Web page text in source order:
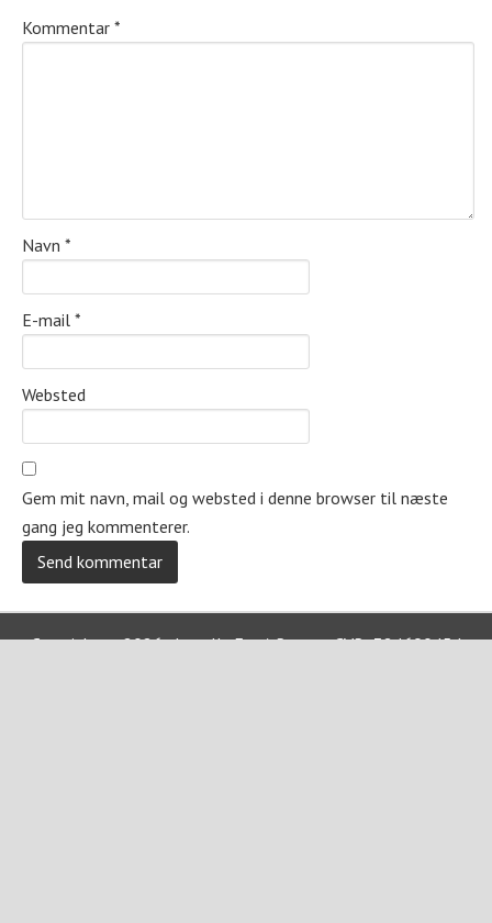
Kommentar *
Navn *
E-mail *
Websted
Gem mit navn, mail og websted i denne browser til næste
gang jeg kommenterer.
Copyright © 2026 · Jewells For A Reason CVR: 38469045 |